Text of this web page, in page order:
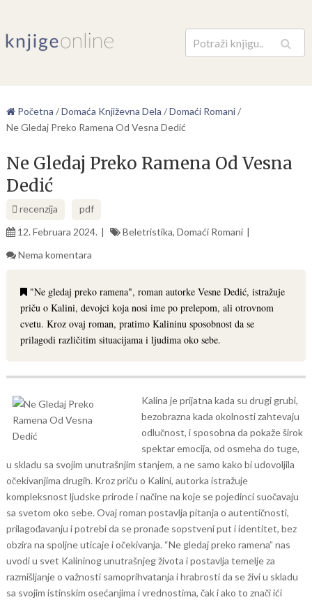
Pretraga
Početna /Domaća Književna Dela /Domaći Romani/
Ne Gledaj Preko Ramena Od Vesna Dedić
Ne Gledaj Preko Ramena Od Vesna
Dedić
recenzija
pdf
12. Februara 2024.
Beletristika, Domaći Romani
Nema komentara
"Ne gledaj preko ramena", roman autorke Vesne Dedić, istražuje
priču o Kalini, devojci koja nosi ime po prelepom, ali otrovnom
cvetu. Kroz ovaj roman, pratimo Kalininu sposobnost da se
prilagodi različitim situacijama i ljudima oko sebe.
Kalina je prijatna kada su drugi grubi,
bezobrazna kada okolnosti zahtevaju
odlučnost, i sposobna da pokaže širok
spektar emocija, od osmeha do tuge,
u skladu sa svojim unutrašnjim stanjem, a ne samo kako bi udovoljila
očekivanjima drugih. Kroz priču o Kalini, autorka istražuje
kompleksnost ljudske prirode i načine na koje se pojedinci suočavaju
sa svetom oko sebe. Ovaj roman postavlja pitanja o autentičnosti,
prilagođavanju i potrebi da se pronađe sopstveni put i identitet, bez
obzira na spoljne uticaje i očekivanja. “Ne gledaj preko ramena” nas
uvodi u svet Kalininog unutrašnjeg života i postavlja temelje za
razmišljanje o važnosti samoprihvatanja i hrabrosti da se živi u skladu
sa svojim istinskim osećanjima i vrednostima, čak i ako to znači ići